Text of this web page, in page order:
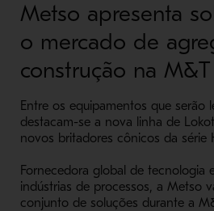
Metso apresenta
o mercado de
construção na M&T
Entre os equipamentos que serão
destacam-se a nova linha de
novos britadores cônicos da série
Fornecedora global de tecnologia
indústrias de processos, a Metso
conjunto de soluções durante a